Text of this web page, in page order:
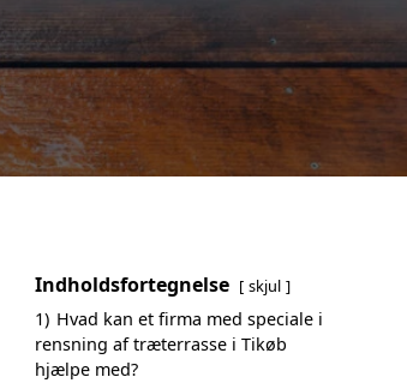
Indholdsfortegnelse skjul
1) Hvad kan et firma med speciale i
rensning af træterrasse i Tikøb
hjælpe med?